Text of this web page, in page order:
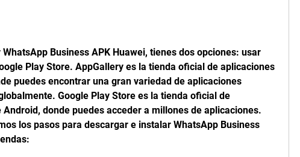
Business APK Huawei, tienes dos opciones: usar
Play Store. AppGallery es la tienda oficial de aplicaciones
puedes encontrar una gran variedad de aplicaciones
Google Play Store es la tienda oficial de
Android, donde puedes acceder a millones de aplicaciones.
los pasos para descargar e instalar WhatsApp Business